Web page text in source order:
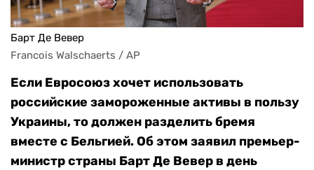
Барт Де Вевер
Francois Walschaerts / AP
Если Евросоюз хочет использовать
российские замороженные активы в пользу
Украины, то должен разделить бремя
вместе с Бельгией. Об этом заявил премьер-
министр страны Барт Де Вевер в день